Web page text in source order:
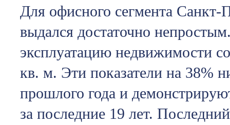
Для офисного сегмента Санкт-
выдался достаточно
эксплуатацию недвижимости
кв. м. Эти показатели на 38%
прошлого года и
за последние 19 лет.